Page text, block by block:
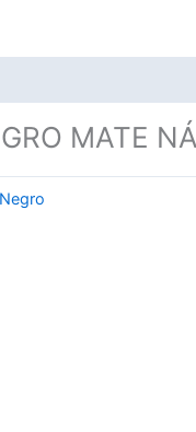
MATE
Negro